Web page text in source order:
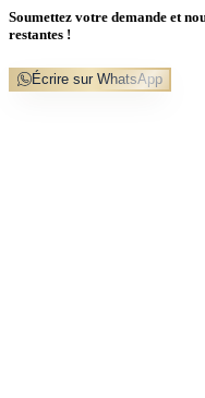
Soumettez votre demande et
restantes !
Écrire sur WhatsApp